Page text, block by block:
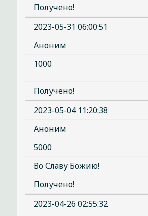
Получено!
2023-05-31 06:00:51
Аноним
1000
Получено!
2023-05-04 11:20:38
Аноним
5000
Во Славу Божию!
Получено!
2023-04-26 02:55:32